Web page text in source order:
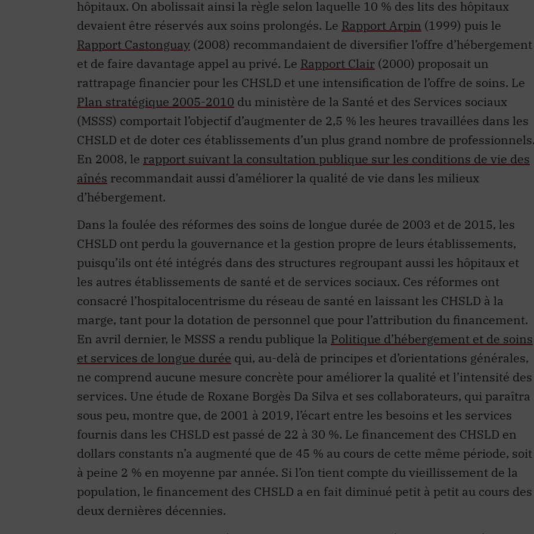
hôpitaux. On abolissait ainsi la règle selon laquelle 10 % des lits des hôpitaux
devaient être réservés aux soins prolongés. Le Rapport Arpin (1999) puis le
Rapport Castonguay (2008) recommandaient de diversifier l’offre d’hébergement
et de faire davantage appel au privé. Le Rapport Clair (2000) proposait un
rattrapage financier pour les CHSLD et une intensification de l’offre de soins. Le
Plan stratégique 2005-2010 du ministère de la Santé et des Services sociaux
(MSSS) comportait l’objectif d’augmenter de 2,5 % les heures travaillées dans les
CHSLD et de doter ces établissements d’un plus grand nombre de
En 2008, le rapport suivant la consultation publique sur les conditions de vie des
aînés recommandait aussi d’améliorer la qualité de vie dans les milieux
d’hébergement.
Dans la foulée des réformes des soins de longue durée de 2003 et de 2015, les
CHSLD ont perdu la gouvernance et la gestion propre de leurs établissements,
puisqu’ils ont été intégrés dans des structures regroupant aussi les hôpitaux et
les autres établissements de santé et de services sociaux. Ces réformes ont
consacré l’hospitalocentrisme du réseau de santé en laissant les CHSLD à la
marge, tant pour la dotation de personnel que pour l’attribution du financement.
En avril dernier, le MSSS a rendu publique la Politique d’hébergement et de soins
et services de longue durée qui, au-delà de principes et d’orientations générales,
ne comprend aucune mesure concrète pour améliorer la qualité et l’intensité des
services. Une étude de Roxane Borgès Da Silva et ses collaborateurs, qui paraîtra
sous peu, montre que, de 2001 à 2019, l’écart entre les besoins et les services
fournis dans les CHSLD est passé de 22 à 30 %. Le financement des CHSLD en
dollars constants n’a augmenté que de 45 % au cours de cette même période, soit
à peine 2 % en moyenne par année. Si l’on tient compte du vieillissement de la
population, le financement des CHSLD a en fait diminué petit à petit au cours des
deux dernières décennies.